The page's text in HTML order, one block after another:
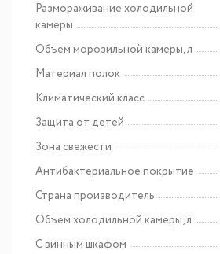
Размораживание холодильной
камеры
Объем морозильной камеры, л
Материал полок
Климатический класс
Защита от детей
Зона свежести
Антибактериальное покрытие
Страна производитель
Объем холодильной камеры, л
С винным шкафом